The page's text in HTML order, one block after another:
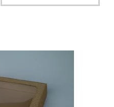
- hnědá